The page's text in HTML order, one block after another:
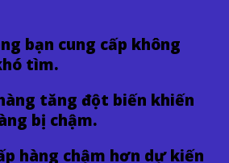
bạn cung cấp không
tìm.
tăng đột biến khiến
bị chậm.
hàng chậm hơn dự kiến